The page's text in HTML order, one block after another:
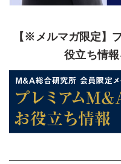
【※メルマガ限定】
役立ち情報